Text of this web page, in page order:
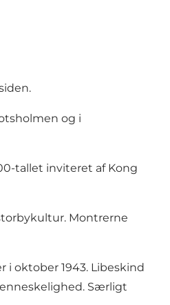
og i
tallet inviteret af Kong
Montrerne
i oktober 1943. Libeskind
Særligt